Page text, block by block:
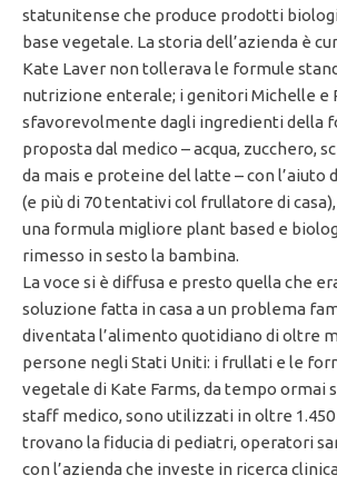
statunitense che produce prodotti
base vegetale. La storia dell’azienda è
Kate Laver non tollerava le formule
nutrizione enterale; i genitori Michelle e
sfavorevolmente dagli ingredienti della
proposta dal medico – acqua, zucchero,
da mais e proteine del latte – con l’aiuto
(e più di 70 tentativi col frullatore di
una formula migliore plant based e
rimesso in sesto la bambina.
La voce si è diffusa e presto quella che
soluzione fatta in casa a un problema
diventata l’alimento quotidiano di oltre
persone negli Stati Uniti: i frullati e le
vegetale di Kate Farms, da tempo ormai
staff medico, sono utilizzati in oltre 1.450
trovano la fiducia di pediatri, operatori
con l’azienda che investe in ricerca